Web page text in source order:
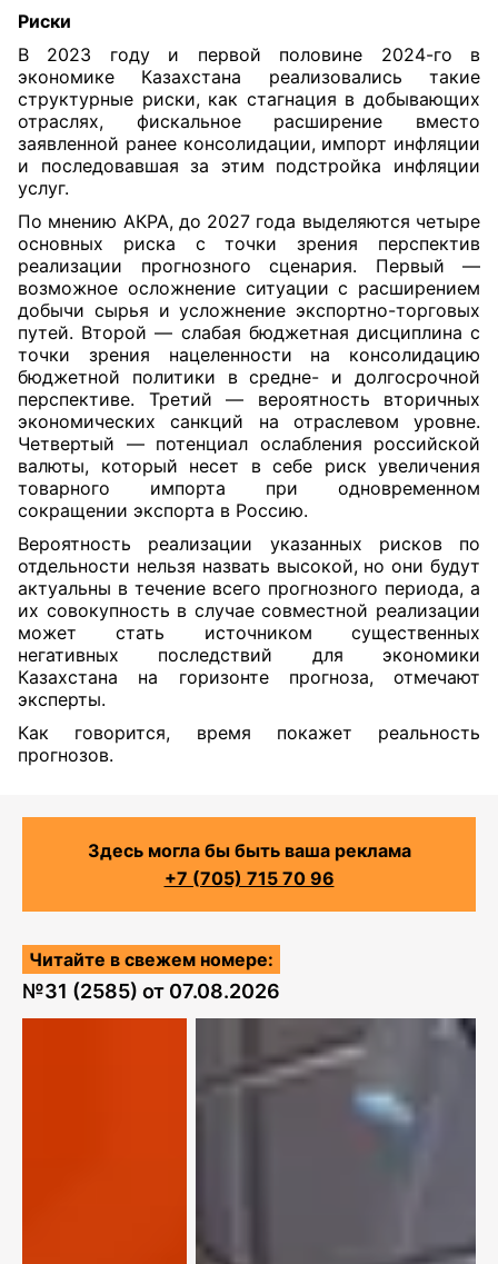
Риски
В 2023 году и первой половине 2024-го в
экономике Казахстана реализовались такие
структурные риски, как стагнация в добывающих
отраслях, фискальное расширение вместо
заявленной ранее консолидации, импорт инфляции
и последовавшая за этим подстройка инфляции
услуг.
По мнению АКРА, до 2027 года выделяются четыре
основных риска с точки зрения перспектив
реализации прогнозного сценария. Первый —
возможное осложнение ситуации с расширением
добычи сырья и усложнение экспортно-торговых
путей. Второй — слабая бюджетная дисциплина с
точки зрения нацеленности на консолидацию
бюджетной политики в средне- и долгосрочной
перспективе. Третий — вероятность вторичных
экономических санкций на отраслевом уровне.
Четвертый — потенциал ослабления российской
валюты, который несет в себе риск увеличения
товарного импорта при одновременном
сокращении экспорта в Россию.
Вероятность реализации указанных рисков по
отдельности нельзя назвать высокой, но они будут
актуальны в течение всего прогнозного периода, а
их совокупность в случае совместной реализации
может стать источником существенных
негативных последствий для экономики
Казахстана на горизонте прогноза, отмечают
эксперты.
Как говорится, время покажет реальность
прогнозов.
Здесь могла бы быть ваша реклама
+7 (705) 715 70 96
Читайте в свежем номере:
№31 (2585) от 07.08.2026